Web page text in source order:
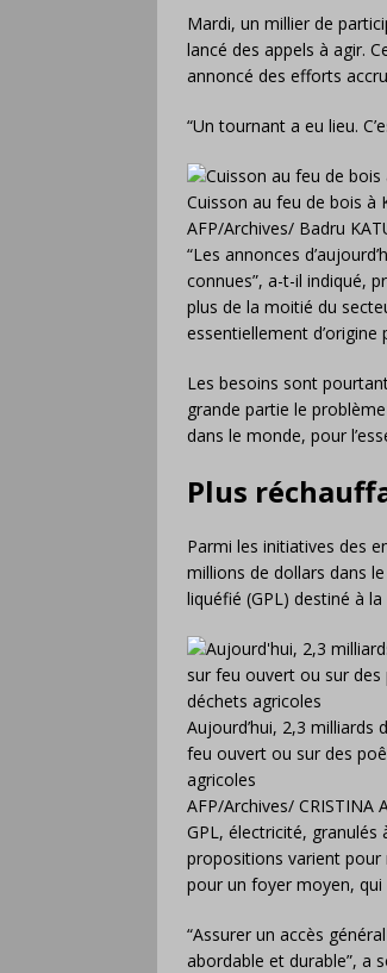
Mardi, un millier de
lancé des appels à agir.
annoncé des efforts
“Un tournant a eu lieu.
Cuisson au feu de bois à
AFP/Archives/ Badru
“Les annonces
connues”, a-t-il indiqué,
plus de la moitié du
essentiellement
Les besoins sont
grande partie le
dans le monde, pour
Plus
Parmi les initiatives des
millions de dollars dans
liquéfié (GPL) destiné à la
Aujourd’hui, 2,3 milliards
feu ouvert ou sur des
agricoles
AFP/Archives/ CRISTINA
GPL, électricité, granulés
propositions varient pour
pour un foyer moyen,
“Assurer un accès
abordable et durable”, a